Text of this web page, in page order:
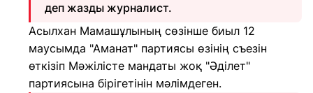
деп жазды журналист.
Асылхан Мамашұлының сөзінше биыл 12
маусымда "Аманат" партиясы өзінің съезін
өткізіп Мәжілісте мандаты жоқ "Әділет"
партиясына бірігетінін мәлімдеген.